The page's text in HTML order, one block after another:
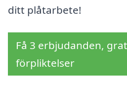
ditt plåtarbete!
Få 3 erbjudanden,
förpliktelser